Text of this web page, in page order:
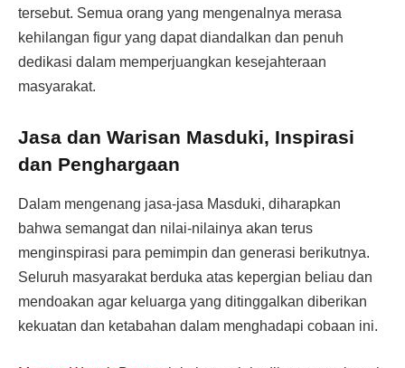
tersebut. Semua orang yang mengenalnya merasa
kehilangan figur yang dapat diandalkan dan penuh
dedikasi dalam memperjuangkan kesejahteraan
masyarakat.
Jasa dan Warisan Masduki, Inspirasi
dan Penghargaan
Dalam mengenang jasa-jasa Masduki, diharapkan
bahwa semangat dan nilai-nilainya akan terus
menginspirasi para pemimpin dan generasi berikutnya.
Seluruh masyarakat berduka atas kepergian beliau dan
mendoakan agar keluarga yang ditinggalkan diberikan
kekuatan dan ketabahan dalam menghadapi cobaan ini.